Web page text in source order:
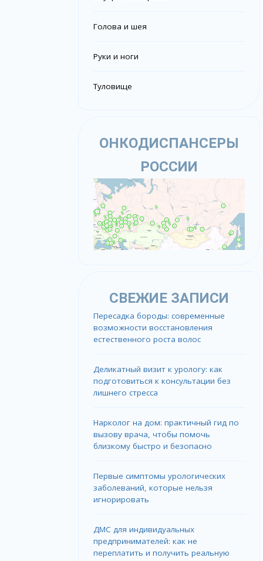
Голова и шея
Руки и ноги
Туловище
ОНКОДИСПАНСЕРЫ
РОССИИ
СВЕЖИЕ ЗАПИСИ
Пересадка бороды: современные
возможности восстановления
естественного роста волос
Деликатный визит к урологу: как
подготовиться к консультации без
лишнего стресса
Нарколог на дом: практичный гид по
вызову врача, чтобы помочь
близкому быстро и безопасно
Первые симптомы урологических
заболеваний, которые нельзя
игнорировать
ДМС для индивидуальных
предпринимателей: как не
переплатить и получить реальную